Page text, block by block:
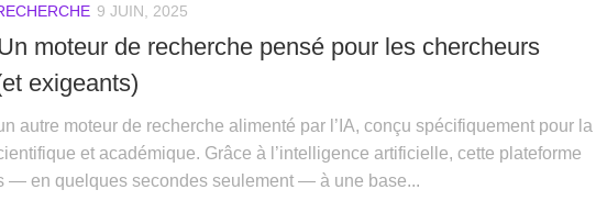
9 JUIN, 2025
moteur de recherche pensé pour les chercheurs
exigeants)
autre moteur de recherche alimenté par l’IA, conçu spécifiquement pour la
et académique. Grâce à l’intelligence artificielle, cette plateforme
— en quelques secondes seulement — à une base...